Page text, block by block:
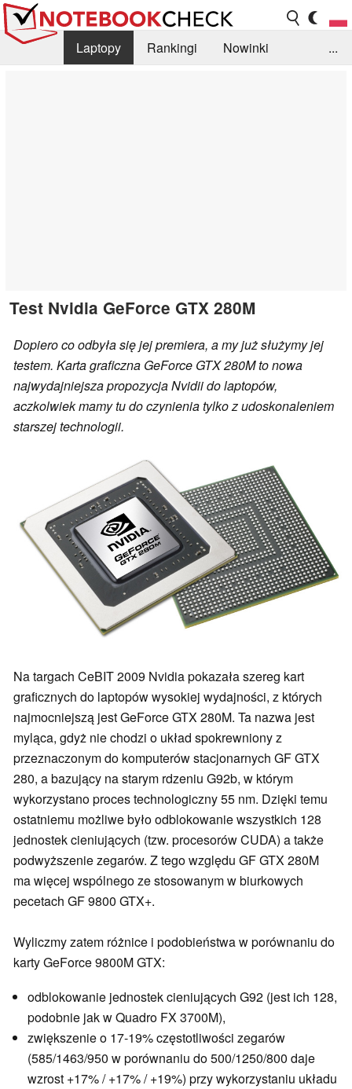
Laptopy Rankingi
Nowinki
...
Test Nvidia GeForce GTX 280M
Dopiero co odbyła się jej premiera, a my już służymy jej
testem. Karta graficzna GeForce GTX 280M to nowa
najwydajniejsza propozycja Nvidii do laptopów,
aczkolwiek mamy tu do czynienia tylko z udoskonaleniem
starszej technologii.
Na targach CeBIT 2009 Nvidia pokazała szereg kart
graficznych do laptopów wysokiej wydajności, z których
najmocniejszą jest GeForce GTX 280M. Ta nazwa jest
myląca, gdyż nie chodzi o układ spokrewniony z
przeznaczonym do komputerów stacjonarnych GF GTX
280, a bazujący na starym rdzeniu G92b, w którym
wykorzystano proces technologiczny 55 nm. Dzięki temu
ostatniemu możliwe było odblokowanie wszystkich 128
jednostek cieniujących (tzw. procesorów CUDA) a także
podwyższenie zegarów. Z tego względu GF GTX 280M
ma więcej wspólnego ze stosowanym w biurkowych
pecetach GF 9800 GTX+.
Wyliczmy zatem różnice i podobieństwa w porównaniu do
karty GeForce 9800M GTX:
odblokowanie jednostek cieniujących G92 (jest ich 128,
podobnie jak w Quadro FX 3700M),
zwiększenie o 17-19% częstotliwości zegarów
(585/1463/950 w porównaniu do 500/1250/800 daje
wzrost +17% / +17% / +19%) przy wykorzystaniu układu